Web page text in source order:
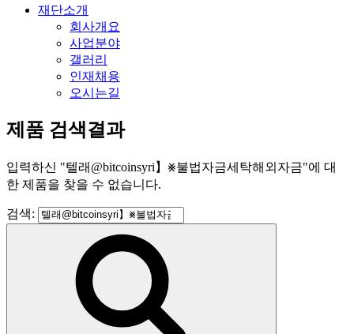
재단소개
회사개요
사업분야
갤러리
인재채용
오시는길
제품 검색결과
입력하신 "텔래@bitcoinsyri】⨳불법자금세탁해외자금"에 대
한 제품을 찾을 수 없습니다.
검색: